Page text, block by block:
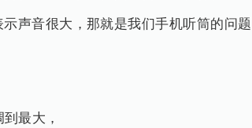
声音很大，那就是我们手机听筒的问
最大，